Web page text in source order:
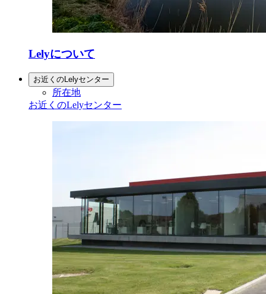
Lelyについて
お近くのLelyセンター
所在地
お近くのLelyセンター